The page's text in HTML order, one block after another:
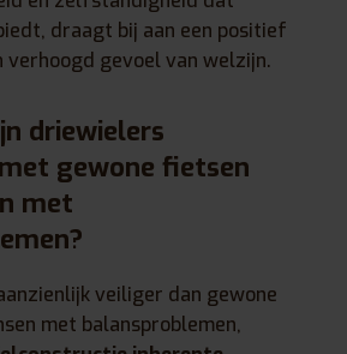
draagt bij aan een positief
verhoogd gevoel van welzijn.
driewielers
gewone fietsen
met
veiliger dan gewone
met balansproblemen,